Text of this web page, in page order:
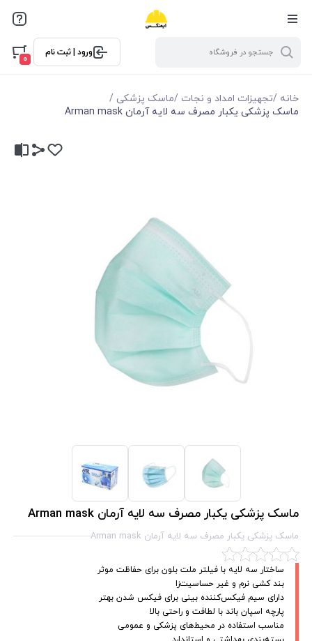
ورود | ثبت نام
0
خانه /تجهیزات امداد و نجات /ماسک پزشکی /
ماسک پزشکی یکبار مصرف سه لایه آرمان Arman mask
ماسک پزشکی یکبار مصرف سه لایه آرمان Arman mask
ماسک پزشکی یکبار مصرف سه لایه آرمان Arman mask
ساختار سه لایه با فیلتر ملت بلون برای حفاظت موثر
بند کشی نرم و غیر حساسیت‌زا
دارای سیم فیکس‌کننده بینی برای فیکس شدن بهتر
پارچه اسپان باند با لطافت و راحتی بالا
مناسب استفاده در محیط‌های پزشکی و عمومی